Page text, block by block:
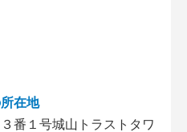
在地
番１号城山トラストタワ